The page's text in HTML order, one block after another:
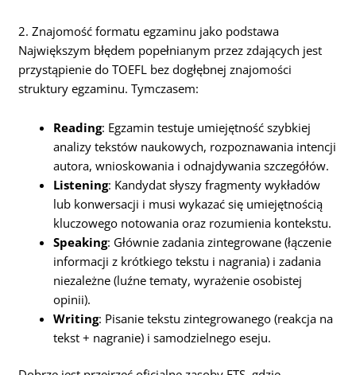
2. Znajomość formatu egzaminu jako podstawa
Największym błędem popełnianym przez zdających jest
przystąpienie do TOEFL bez dogłębnej znajomości
struktury egzaminu. Tymczasem:
Reading: Egzamin testuje umiejętność szybkiej
analizy tekstów naukowych, rozpoznawania intencji
autora, wnioskowania i odnajdywania szczegółów.
Listening: Kandydat słyszy fragmenty wykładów
lub konwersacji i musi wykazać się umiejętnością
kluczowego notowania oraz rozumienia kontekstu.
Speaking: Głównie zadania zintegrowane (łączenie
informacji z krótkiego tekstu i nagrania) i zadania
niezależne (luźne tematy, wyrażenie osobistej
opinii).
Writing: Pisanie tekstu zintegrowanego (reakcja na
tekst + nagranie) i samodzielnego eseju.